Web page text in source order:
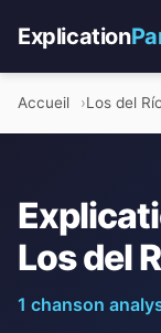
Explication
Accueil Los del
Los del
1 chanson